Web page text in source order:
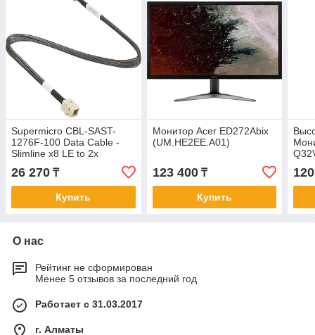
Supermicro CBL-SAST-
1276F-100 Data Cable -
Slimline x8 LE to 2x
Slimline x4 STR - FFC -
76/76 cm
26 270 ₸
Купить
Монитор Acer ED272Abix
(UM.HE2EE.A01)
123 400₸
Купить
О нас
Рейтинг не сформирован
Менее 5 отзывов за последний год
Работает с 31.03.2017
г. Алматы